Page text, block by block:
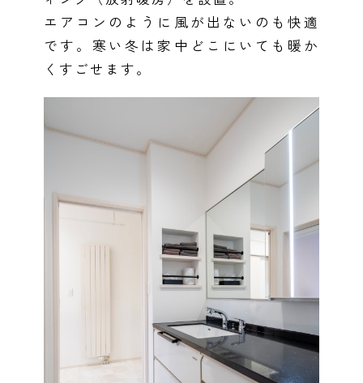
エアコンのように風が出ないのも快適
です。寒い冬は家中どこにいても暖か
くすごせます。